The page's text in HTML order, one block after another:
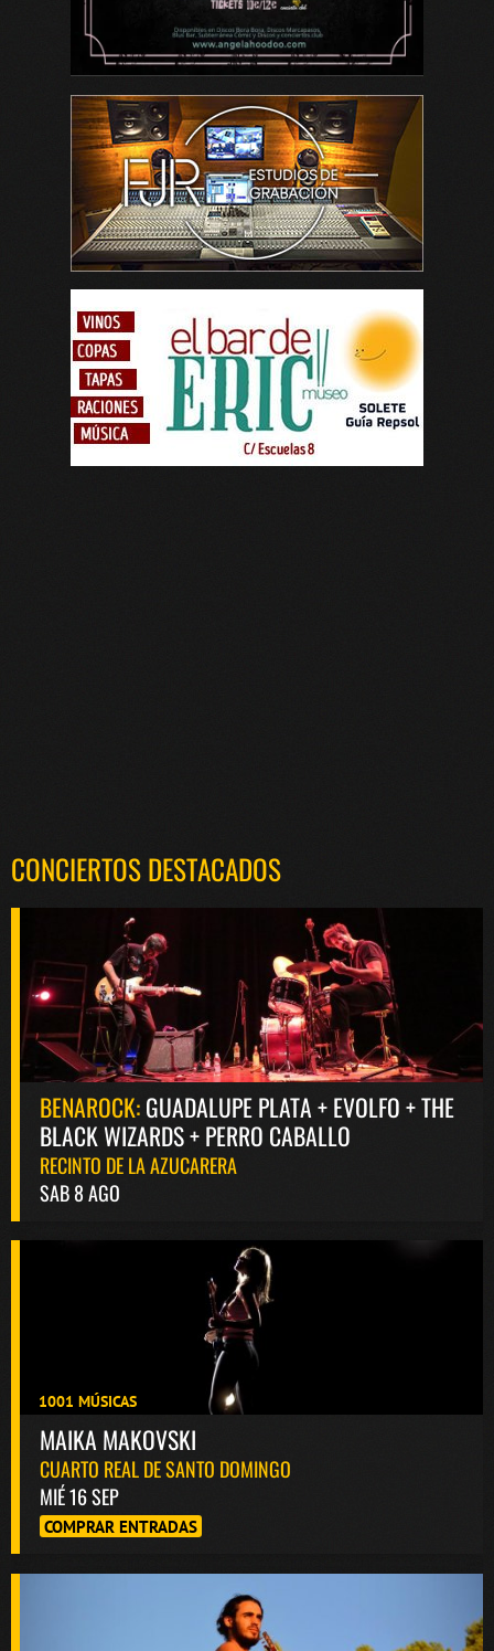
CONCIERTOS DESTACADOS
BENAROCK:GUADALUPE PLATA + EVOLFO + THE
BLACK WIZARDS + PERRO CABALLO
RECINTO DE LA AZUCARERA
SAB 8 AGO
1001 MÚSICAS
MAIKA MAKOVSKI
CUARTO REAL DE SANTO DOMINGO
MIÉ 16 SEP
COMPRAR ENTRADAS